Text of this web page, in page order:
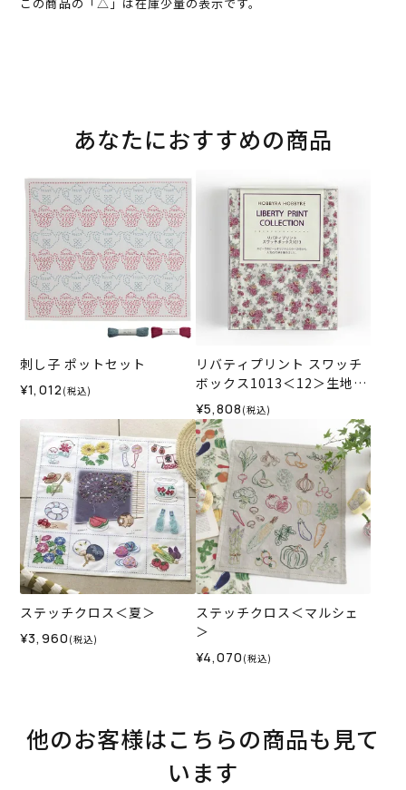
あなたにおすすめの商品
刺し子 ポットセット
¥1,012 (税込)
リバティプリント スワッチ
ボックス1013＜12＞生地
（ホビーラホビーレオリジ
ナル）
¥5,808 (税込)
ステッチクロス＜夏＞
¥3,960 (税込)
ステッチクロス＜マルシェ
＞
¥4,070 (税込)
他のお客様はこちらの商品も見て
います